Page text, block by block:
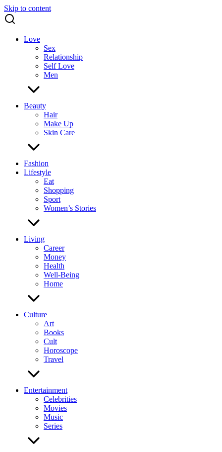
Skip to content
Love
Sex
Relationship
Self Love
Men
Beauty
Hair
Make Up
Skin Care
Fashion
Lifestyle
Eat
Shopping
Sport
Women’s Stories
Living
Career
Money
Health
Well-Being
Home
Culture
Art
Books
Cult
Horoscope
Travel
Entertainment
Celebrities
Movies
Music
Series